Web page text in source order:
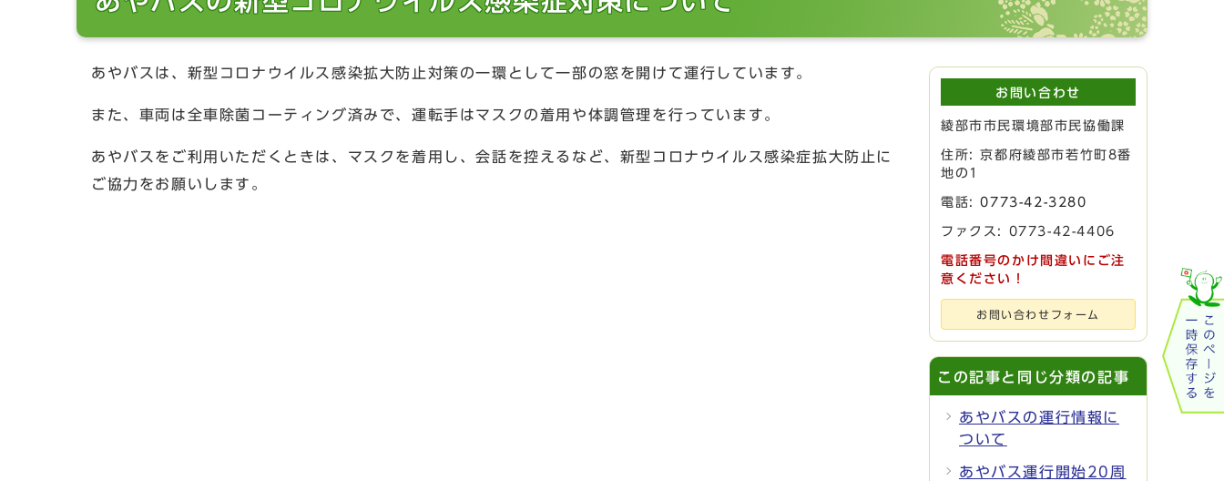
あやバスは、新型コロナウイルス感染拡大防止対策の一環として一部の窓を開けて運行しています。
また、車両は全車除菌コーティング済みで、運転手はマスクの着用や体調管理を行っています。
あやバスをご利用いただくときは、マスクを着用し、会話を控えるなど、新型コロナウイルス感染症拡大防止に
ご協力をお願いします。
お問い合わせ
綾部市市民環境部市民協働課
住所: 京都府綾部市若竹町8番
地の1
電話:0773-42-3280
ファクス: 0773-42-4406
電話番号のかけ間違いにご注
意ください！
お問い合わせフォーム
この記事と同じ分類の記事
あやバスの運行情報に
ついて
あやバス運行開始20周